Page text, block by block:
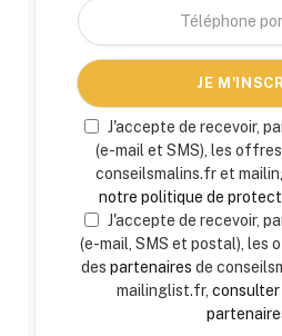
J'accepte de recevoir,
(e-mail et SMS), les
conseilsmalins.fr et
notre politique de
J'accepte de recevoir,
(e-mail, SMS et postal), les
des partenaires de
mailinglist.fr, consulter